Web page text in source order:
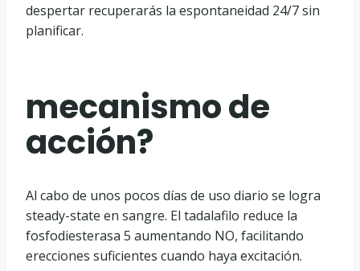
despertar recuperarás la espontaneidad 24/7 sin
planificar.
mecanismo de
acción?
Al cabo de unos pocos días de uso diario se logra
steady-state en sangre. El tadalafilo reduce la
fosfodiesterasa 5 aumentando NO, facilitando
erecciones suficientes cuando haya excitación.